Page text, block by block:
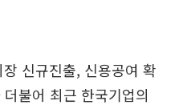
신규진출, 신용공여 확
불어 최근 한국기업의